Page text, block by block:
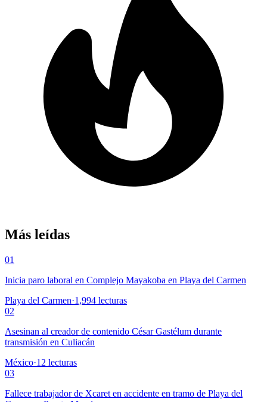
Más leídas
01
Inicia paro laboral en Complejo Mayakoba en Playa del Carmen
Playa del Carmen·1,994 lecturas
02
Asesinan al creador de contenido César Gastélum durante
transmisión en Culiacán
México·12 lecturas
03
Fallece trabajador de Xcaret en accidente en tramo de Playa del